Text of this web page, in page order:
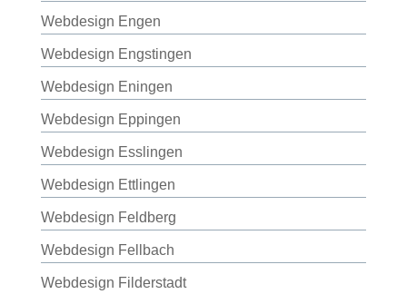
Webdesign Engen
Webdesign Engstingen
Webdesign Eningen
Webdesign Eppingen
Webdesign Esslingen
Webdesign Ettlingen
Webdesign Feldberg
Webdesign Fellbach
Webdesign Filderstadt